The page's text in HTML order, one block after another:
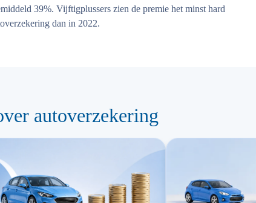
39%. Vijftigplussers zien de premie het minst hard
dan in 2022.
autoverzekering